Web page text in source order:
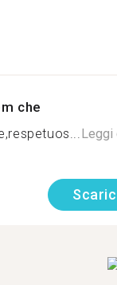
che
Leggi